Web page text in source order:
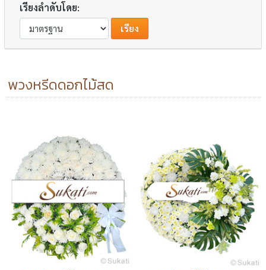
เรียงลำดับโดย:
พวงหรีดดอกไม้สด